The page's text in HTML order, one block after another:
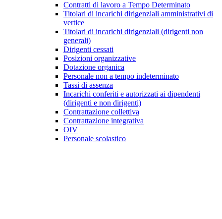
Contratti di lavoro a Tempo Determinato
Titolari di incarichi dirigenziali amministrativi di
vertice
Titolari di incarichi dirigenziali (dirigenti non
generali)
Dirigenti cessati
Posizioni organizzative
Dotazione organica
Personale non a tempo indeterminato
Tassi di assenza
Incarichi conferiti e autorizzati ai dipendenti
(dirigenti e non dirigenti)
Contrattazione collettiva
Contrattazione integrativa
OIV
Personale scolastico